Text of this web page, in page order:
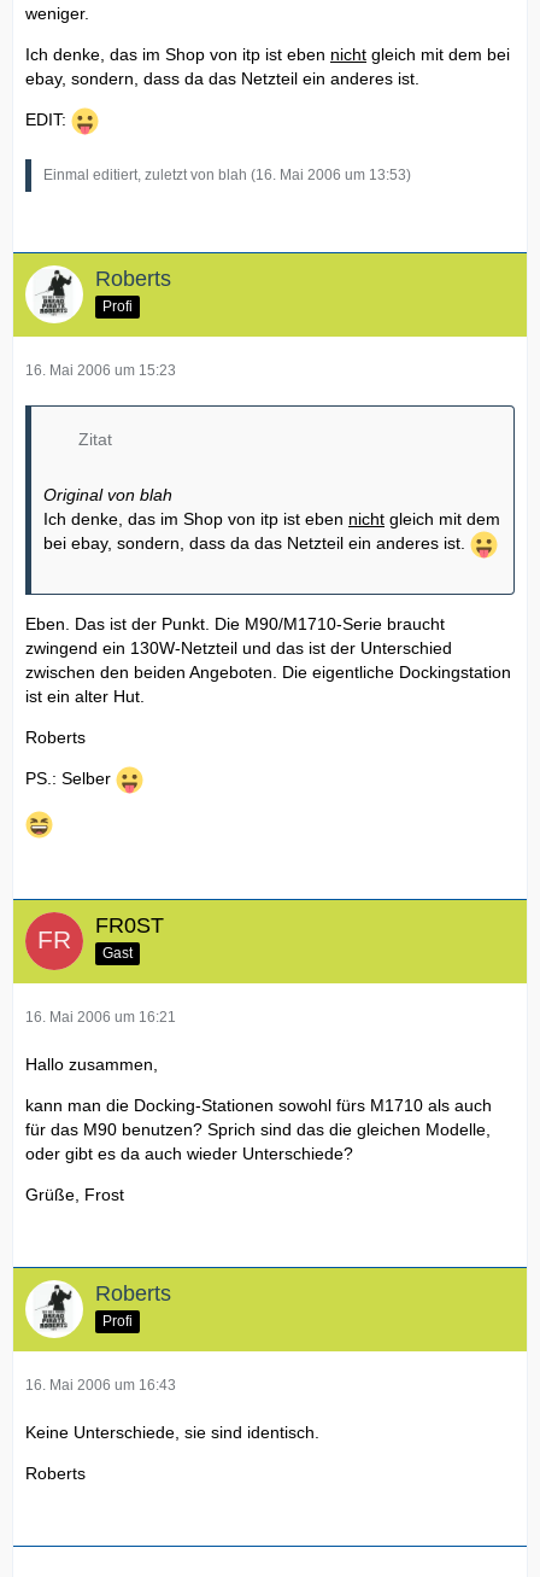
weniger.
Ich denke, das im Shop von itp ist eben nicht gleich mit dem bei
ebay, sondern, dass da das Netzteil ein anderes ist.
EDIT:
Einmal editiert, zuletzt von blah (16. Mai 2006 um 13:53)
Roberts
Profi
16. Mai 2006 um 15:23
Zitat
Original von blah
Ich denke, das im Shop von itp ist eben nicht gleich mit dem
bei ebay, sondern, dass da das Netzteil ein anderes ist.
Eben. Das ist der Punkt. Die M90/M1710-Serie braucht
zwingend ein 130W-Netzteil und das ist der Unterschied
zwischen den beiden Angeboten. Die eigentliche Dockingstation
ist ein alter Hut.
Roberts
PS.: Selber
FR0ST
Gast
16. Mai 2006 um 16:21
Hallo zusammen,
kann man die Docking-Stationen sowohl fürs M1710 als auch
für das M90 benutzen? Sprich sind das die gleichen Modelle,
oder gibt es da auch wieder Unterschiede?
Grüße, Frost
Roberts
Profi
16. Mai 2006 um 16:43
Keine Unterschiede, sie sind identisch.
Roberts